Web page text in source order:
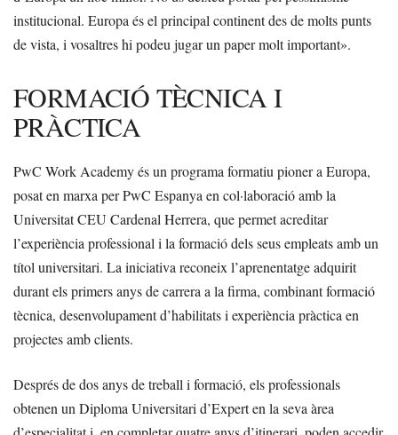
institucional. Europa és el principal continent des de molts punts
de vista, i vosaltres hi podeu jugar un paper molt important».
FORMACIÓ TÈCNICA I
PRÀCTICA
PwC Work Academy és un programa formatiu pioner a Europa,
posat en marxa per PwC Espanya en col·laboració amb la
Universitat CEU Cardenal Herrera, que permet acreditar
l’experiència professional i la formació dels seus empleats amb un
títol universitari. La iniciativa reconeix l’aprenentatge adquirit
durant els primers anys de carrera a la firma, combinant formació
tècnica, desenvolupament d’habilitats i experiència pràctica en
projectes amb clients.
Després de dos anys de treball i formació, els professionals
obtenen un Diploma Universitari d’Expert en la seva àrea